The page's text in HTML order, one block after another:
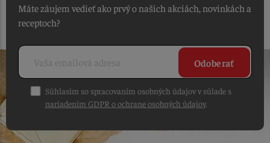
Máte záujem vedieť ako prvý o našich akciách, novinkách a
receptoch?
Odoberať
Súhlasím so spracovaním osobných údajov v súlade s
nariadením GDPR o ochrane osobných údajov.